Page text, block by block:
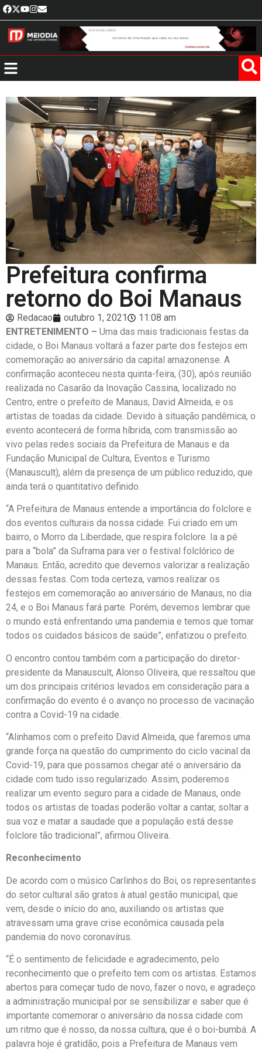
Prefeitura confirma
retorno do Boi Manaus
Redacao outubro 1, 2021
11:08 am
ENTRETENIMENTO – Uma das mais tradicionais festas da
cidade, o Boi Manaus voltará a fazer parte dos festejos em
comemoração ao aniversário da capital amazonense. A
confirmação aconteceu nesta quinta-feira, (30), após reunião
realizada no Casarão da Inovação Cassina, localizado no
Centro, entre o prefeito de Manaus, David Almeida, e os
artistas de toadas da cidade. Devido à situação pandêmica, o
evento acontecerá de forma híbrida, com transmissão ao
vivo pelas redes sociais da Prefeitura de Manaus e da
Fundação Municipal de Cultura, Eventos e Turismo
(Manauscult), além da presença de um público reduzido, que
ainda terá o quantitativo definido.
“A Prefeitura de Manaus entende a importância do folclore e
dos eventos culturais da nossa cidade. Fui criado em um
bairro, o Morro da Liberdade, que respira folclore. Ia a pé
para a “bola” da Suframa para ver o festival folclórico de
Manaus. Então, acredito que devemos valorizar a realização
dessas festas. Com toda certeza, vamos realizar os
festejos em comemoração ao aniversário de Manaus, no dia
24, e o Boi Manaus fará parte. Porém, devemos lembrar que
o mundo está enfrentando uma pandemia e temos que tomar
todos os cuidados básicos de saúde”, enfatizou o prefeito.
O encontro contou também com a participação do diretor-
presidente da Manauscult, Alonso Oliveira, que ressaltou que
um dos principais critérios levados em consideração para a
confirmação do evento é o avanço no processo de vacinação
contra a Covid-19 na cidade.
“Alinhamos com o prefeito David Almeida, que faremos uma
grande força na questão do cumprimento do ciclo vacinal da
Covid-19, para que possamos chegar até o aniversário da
cidade com tudo isso regularizado. Assim, poderemos
realizar um evento seguro para a cidade de Manaus, onde
todos os artistas de toadas poderão voltar a cantar, soltar a
sua voz e matar a saudade que a população está desse
folclore tão tradicional”, afirmou Oliveira.
Reconhecimento
De acordo com o músico Carlinhos do Boi, os representantes
do setor cultural são gratos à atual gestão municipal, que
vem, desde o início do ano, auxiliando os artistas que
atravessam uma grave crise econômica causada pela
pandemia do novo coronavírus.
“É o sentimento de felicidade e agradecimento, pelo
reconhecimento que o prefeito tem com os artistas. Estamos
abertos para começar tudo de novo, fazer o novo, e agradeço
a administração municipal por se sensibilizar e saber que é
importante comemorar o aniversário da nossa cidade com
um ritmo que é nosso, da nossa cultura, que é o boi-bumbá. A
palavra hoje é gratidão, pois a Prefeitura de Manaus vem